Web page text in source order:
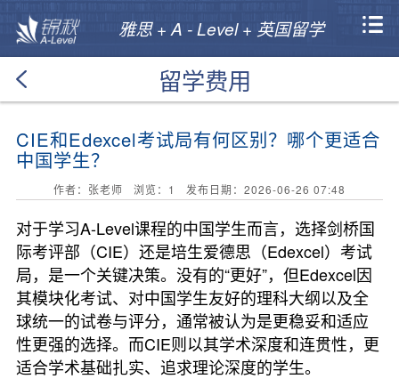
雅思 + A - Level + 英国留学
留学费用
CIE和Edexcel考试局有何区别？哪个更适合
中国学生？
作者：张老师 浏览： 1 发布日期：2026-06-26 07:48
对于学习A-Level课程的中国学生而言，选择剑桥国
际考评部（CIE）还是培生爱德思（Edexcel）考试
局，是一个关键决策。没有的“更好”，但Edexcel因
其模块化考试、对中国学生友好的理科大纲以及全
球统一的试卷与评分，通常被认为是更稳妥和适应
性更强的选择。而CIE则以其学术深度和连贯性，更
适合学术基础扎实、追求理论深度的学生。